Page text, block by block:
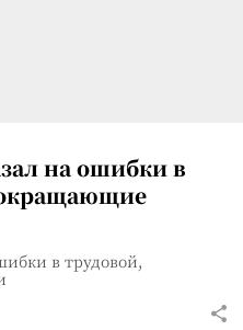
на ошибки в
в трудовой,